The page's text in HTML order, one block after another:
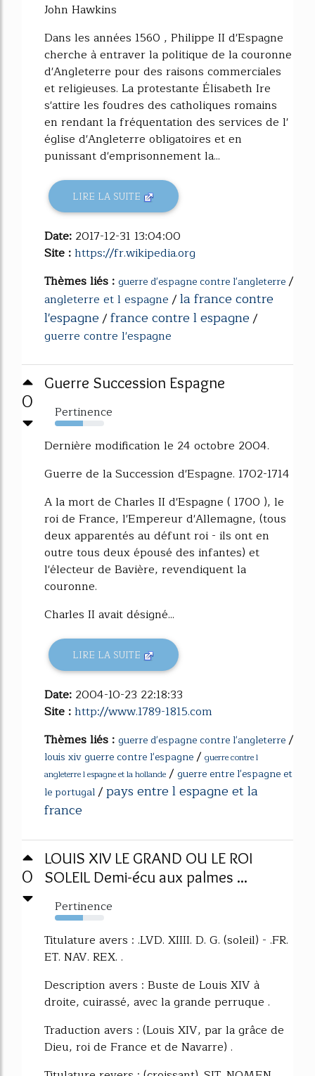
John Hawkins
Dans les années 1560 , Philippe II d'Espagne
cherche à entraver la politique de la couronne
d'Angleterre pour des raisons commerciales
et religieuses. La protestante Élisabeth Ire
s'attire les foudres des catholiques romains
en rendant la fréquentation des services de l'
église d'Angleterre obligatoires et en
punissant d'emprisonnement la...
LIRE LA SUITE
Date: 2017-12-31 13:04:00
Site :https://fr.wikipedia.org
Thèmes liés : guerre d'espagne contre l'angleterre/
angleterre et l espagne/la france contre
l'espagne/france contre l espagne/
guerre contre l'espagne
0
Guerre Succession Espagne
Pertinence
57%
Dernière modification le 24 octobre 2004.
Guerre de la Succession d'Espagne. 1702-1714
A la mort de Charles II d'Espagne ( 1700 ), le
roi de France, l'Empereur d'Allemagne, (tous
deux apparentés au défunt roi - ils ont en
outre tous deux épousé des infantes) et
l'électeur de Bavière, revendiquent la
couronne.
Charles II avait désigné...
LIRE LA SUITE
Date: 2004-10-23 22:18:33
Site :http://www.1789-1815.com
Thèmes liés : guerre d'espagne contre l'angleterre/
louis xiv guerre contre l'espagne/ guerre contre l
angleterre l espagne et la hollande / guerre entre l'espagne et
le portugal/pays entre l espagne et la
france
0
LOUIS XIV LE GRAND OU LE ROI
SOLEIL Demi-écu aux palmes ...
Pertinence
57%
Titulature avers : .LVD. XIIII. D. G. (soleil) - .FR.
ET. NAV. REX. .
Description avers : Buste de Louis XIV à
droite, cuirassé, avec la grande perruque .
Traduction avers : (Louis XIV, par la grâce de
Dieu, roi de France et de Navarre) .